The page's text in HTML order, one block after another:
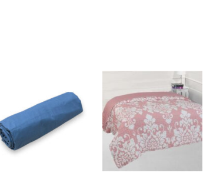
ΓΡΉΓΟΡΗ
ΠΡΟΒΟΛΉ
SELECT OPTIONS
/
ΓΡΉΓΟΡΗ
ΠΡΟΒΟΛΉ